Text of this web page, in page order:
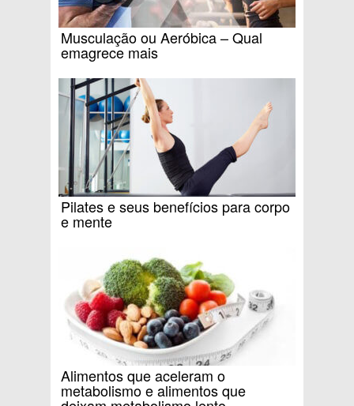
Musculação ou Aeróbica – Qual
emagrece mais
Pilates e seus benefícios para corpo
e mente
Alimentos que aceleram o
metabolismo e alimentos que